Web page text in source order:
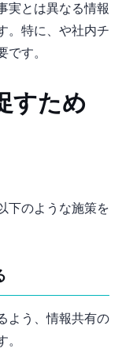
実とは異なる情報
に、SNSや社内チ
です。
すため
下のような施策を
よう、情報共有の
。